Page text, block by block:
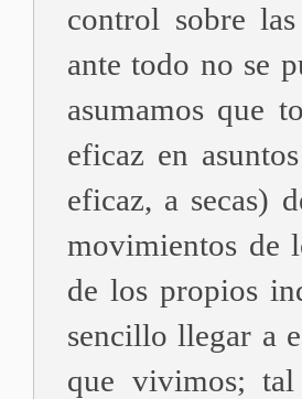
control sobre
ante todo no se
asumamos que
eficaz en
eficaz, a secas)
movimientos de
de los propios
sencillo llegar a
que vivimos;